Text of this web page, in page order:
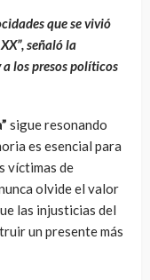
que se vivió
señaló la
los presos políticos
sigue resonando
es esencial para
víctimas de
olvide el valor
las injusticias del
un presente más